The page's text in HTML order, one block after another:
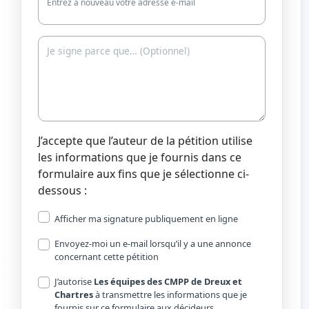
J’accepte que l’auteur de la pétition utilise
les informations que je fournis dans ce
formulaire aux fins que je sélectionne ci-
dessous :
Afficher ma signature publiquement en ligne
Envoyez-moi un e-mail lorsqu’il y a une annonce
concernant cette pétition
J’autorise Les équipes des CMPP de Dreux et
Chartresà transmettre les informations que je